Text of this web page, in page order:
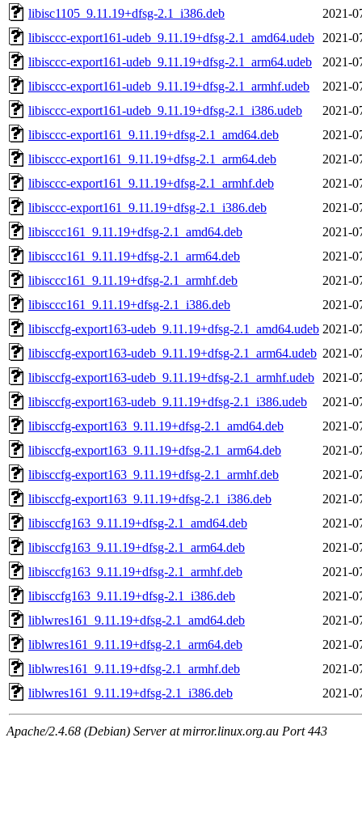
libisc1105_9.11.19+dfsg-2.1_i386.deb
2021-
libisccc-export161-udeb_9.11.19+dfsg-2.1_amd64.udeb
2021-
libisccc-export161-udeb_9.11.19+dfsg-2.1_arm64.udeb
2021-
libisccc-export161-udeb_9.11.19+dfsg-2.1_armhf.udeb
2021-
libisccc-export161-udeb_9.11.19+dfsg-2.1_i386.udeb
2021-
libisccc-export161_9.11.19+dfsg-2.1_amd64.deb
2021-
libisccc-export161_9.11.19+dfsg-2.1_arm64.deb
2021-
libisccc-export161_9.11.19+dfsg-2.1_armhf.deb
2021-
libisccc-export161_9.11.19+dfsg-2.1_i386.deb
2021-
libisccc161_9.11.19+dfsg-2.1_amd64.deb
2021-
libisccc161_9.11.19+dfsg-2.1_arm64.deb
2021-
libisccc161_9.11.19+dfsg-2.1_armhf.deb
2021-
libisccc161_9.11.19+dfsg-2.1_i386.deb
2021-
libisccfg-export163-udeb_9.11.19+dfsg-2.1_amd64.udeb 2021-
libisccfg-export163-udeb_9.11.19+dfsg-2.1_arm64.udeb 2021-
libisccfg-export163-udeb_9.11.19+dfsg-2.1_armhf.udeb
2021-
libisccfg-export163-udeb_9.11.19+dfsg-2.1_i386.udeb
2021-
libisccfg-export163_9.11.19+dfsg-2.1_amd64.deb
2021-
libisccfg-export163_9.11.19+dfsg-2.1_arm64.deb
2021-
libisccfg-export163_9.11.19+dfsg-2.1_armhf.deb
2021-
libisccfg-export163_9.11.19+dfsg-2.1_i386.deb
2021-
libisccfg163_9.11.19+dfsg-2.1_amd64.deb
2021-
libisccfg163_9.11.19+dfsg-2.1_arm64.deb
2021-
libisccfg163_9.11.19+dfsg-2.1_armhf.deb
2021-
libisccfg163_9.11.19+dfsg-2.1_i386.deb
2021-
liblwres161_9.11.19+dfsg-2.1_amd64.deb
2021-
liblwres161_9.11.19+dfsg-2.1_arm64.deb
2021-
liblwres161_9.11.19+dfsg-2.1_armhf.deb
2021-
liblwres161_9.11.19+dfsg-2.1_i386.deb
2021-
Apache/2.4.68 (Debian) Server at mirror.linux.org.au Port 443